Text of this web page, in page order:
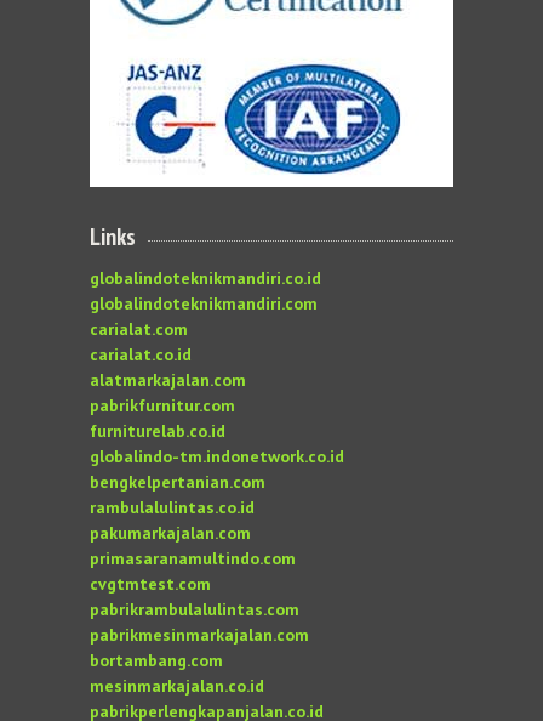
Links
globalindoteknikmandiri.co.id
globalindoteknikmandiri.com
carialat.com
carialat.co.id
alatmarkajalan.com
pabrikfurnitur.com
furniturelab.co.id
globalindo-tm.indonetwork.co.id
bengkelpertanian.com
rambulalulintas.co.id
pakumarkajalan.com
primasaranamultindo.com
cvgtmtest.com
pabrikrambulalulintas.com
pabrikmesinmarkajalan.com
bortambang.com
mesinmarkajalan.co.id
pabrikperlengkapanjalan.co.id